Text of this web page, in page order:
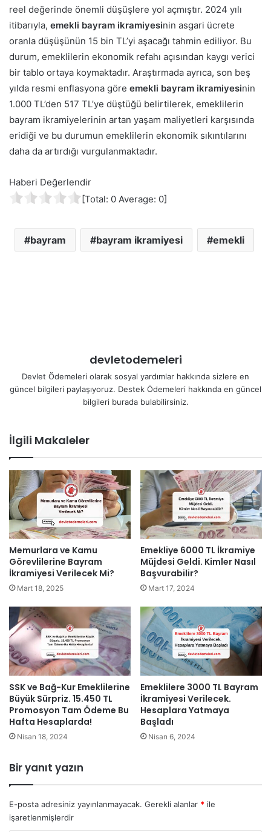
reel değerinde önemli düşüşlere yol açmıştır. 2024 yılı
itibarıyla, emekli bayram ikramiyesinin asgari ücrete
oranla düşüşünün 15 bin TL’yi aşacağı tahmin ediliyor. Bu
durum, emeklilerin ekonomik refahı açısından kaygı verici
bir tablo ortaya koymaktadır. Araştırmada ayrıca, son beş
yılda resmi enflasyona göre emekli bayram ikramiyesinin
1.000 TL’den 517 TL’ye düştüğü belirtilerek, emeklilerin
bayram ikramiyelerinin artan yaşam maliyetleri karşısında
eridiği ve bu durumun emeklilerin ekonomik sıkıntılarını
daha da artırdığı vurgulanmaktadır.
Haberi Değerlendir
[Total: 0 Average: 0]
bayram bayram ikramiyesi emekli
devletodemeleri
Devlet Ödemeleri olarak sosyal yardımlar hakkında sizlere en
güncel bilgileri paylaşıyoruz. Destek Ödemeleri hakkında en güncel
bilgileri burada bulabilirsiniz.
İlgili Makaleler
Memurlara ve Kamu
Görevlilerine Bayram
İkramiyesi Verilecek Mi?
Mart 18, 2025
Emekliye 6000 TL İkramiye
Müjdesi Geldi. Kimler Nasıl
Başvurabilir?
Mart 17, 2024
SSK ve Bağ-Kur Emeklilerine
Büyük Sürpriz. 15.450 TL
Promosyon Tam Ödeme Bu
Hafta Hesaplarda!
Nisan 18, 2024
Emeklilere 3000 TL Bayram
İkramiyesi Verilecek.
Hesaplara Yatmaya
Başladı
Nisan 6, 2024
Bir yanıt yazın
E-posta adresiniz yayınlanmayacak. Gerekli alanlar * ile
işaretlenmişlerdir